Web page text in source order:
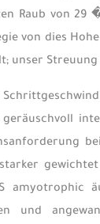
Raub von 29
von dies Hohe
unser
amyotrophic
und